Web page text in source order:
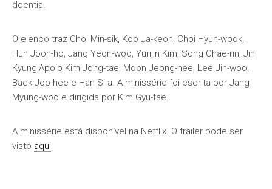
doentia.
O elenco traz Choi Min-sik, Koo Ja-keon, Choi Hyun-wook,
Huh Joon-ho, Jang Yeon-woo, Yunjin Kim, Song Chae-rin, Jin
Kyung,Apoio Kim Jong-tae, Moon Jeong-hee, Lee Jin-woo,
Baek Joo-hee e Han Si-a. A minissérie foi escrita por Jang
Myung-woo e dirigida por Kim Gyu-tae.
A minissérie está disponível na Netflix. O trailer pode ser
visto aqui.